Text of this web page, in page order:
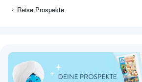
Reise Prospekte